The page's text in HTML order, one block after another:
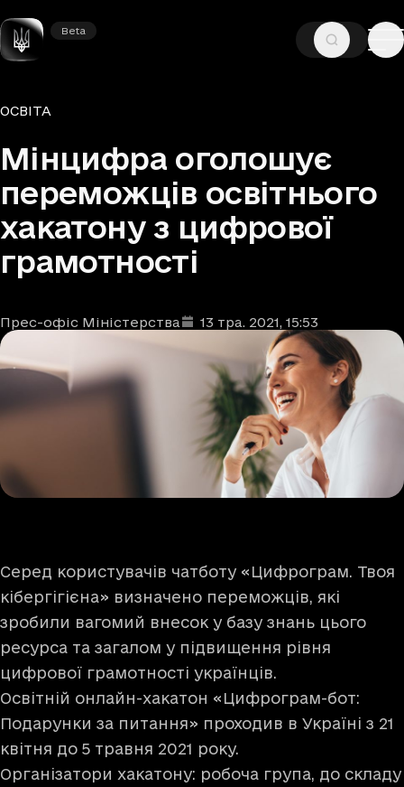
Beta
Beta
ГОЛОВНА
Рубрики
ОСВІТА
Мінцифра оголошує
переможців освітнього
хакатону з цифрової
грамотності
Автори
Прес-офіс Міністерства
Дата та час публікації: 13 тра. 2021, 15:53
Серед користувачів чатботу « Цифрограм. Твоя
кібергігієна» визначено переможців, які
зробили вагомий внесок у базу знань цього
ресурса та загалом у підвищення рівня
цифрової грамотності українців.
Освітній онлайн-хакатон «Цифрограм-бот:
Подарунки за питання» проходив в Україні з 21
квітня до 5 травня 2021 року.
Організатори хакатону: робоча група, до складу